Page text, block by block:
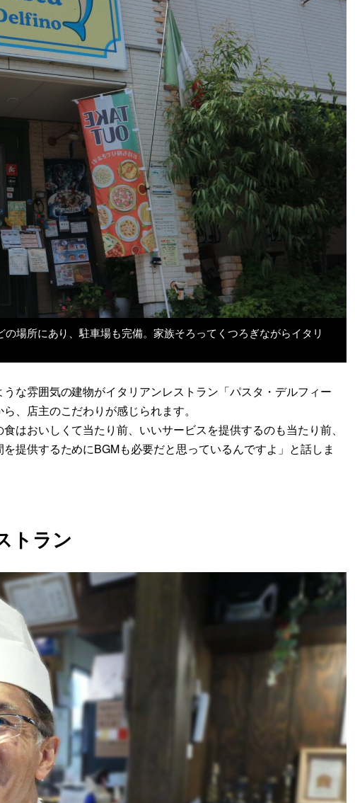
場所にあり、駐車場も完備。家族そろってくつろぎながらイタリ
な雰囲気の建物がイタリアンレストラン「パスタ・デルフィー
、店主のこだわりが感じられます。
はおいしくて当たり前、いいサービスを提供するのも当たり前、
提供するためにBGMも必要だと思っているんですよ」と話しま
トラン